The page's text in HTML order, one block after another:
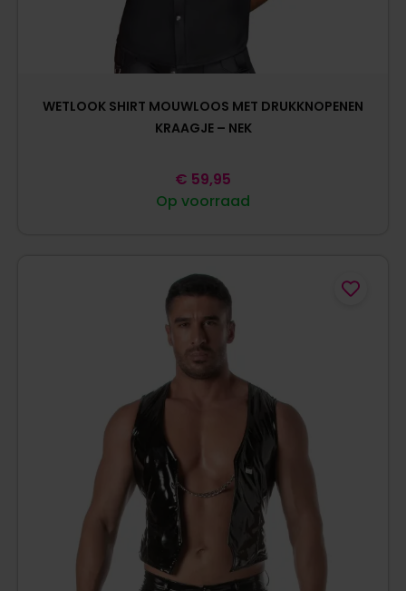
WETLOOK SHIRT MOUWLOOS MET DRUKKNOPENEN
KRAAGJE – NEK
Op voorraad
€ 59,95